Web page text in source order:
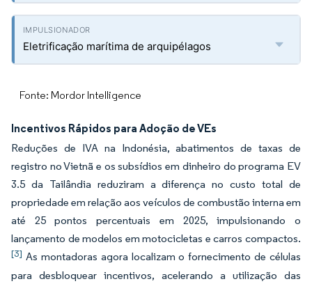
Eletrificação marítima de arquipélagos
Fonte: Mordor Intelligence
Incentivos Rápidos para Adoção de VEs
Reduções de IVA na Indonésia, abatimentos de taxas de
registro no Vietnã e os subsídios em dinheiro do programa EV
3.5 da Tailândia reduziram a diferença no custo total de
propriedade em relação aos veículos de combustão interna em
até 25 pontos percentuais em 2025, impulsionando o
lançamento de modelos em motocicletas e carros compactos.
[3] As montadoras agora localizam o fornecimento de células
para desbloquear incentivos, acelerando a utilização das